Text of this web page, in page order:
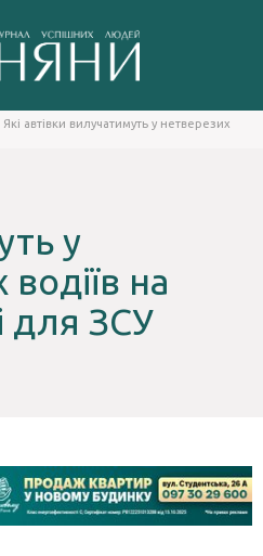
Які автівки вилучатимуть у нетверезих
у
на
для ЗСУ